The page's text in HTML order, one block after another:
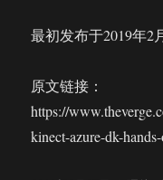
最初发布于2019年2
原文链接：
https://
kinect-azure-dk-